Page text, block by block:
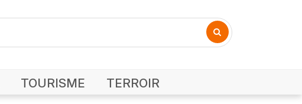
TOURISME TERROIR